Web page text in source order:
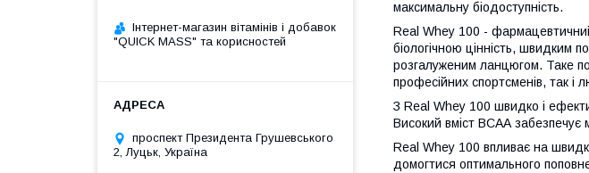
максимальну біодоступність.
Real Whey 100 -
біологічною цінність, швидким
розгалуженим ланцюгом. Таке
професійних спортсменів, так і
З Real Whey 100 швидко і
Високий вміст ВСАА забезпечує
Real Whey 100 впливає на
домогтися оптимального
Інтернет-магазин вітамінів і добавок
"QUICK MASS" та корисностей
проспект Президента Грушевського
2, Луцьк, Україна